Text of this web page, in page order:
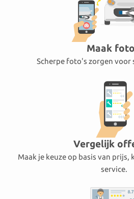
Maak
Scherpe foto's zorgen voor
Vergelijk
Maak je keuze op basis van
service.